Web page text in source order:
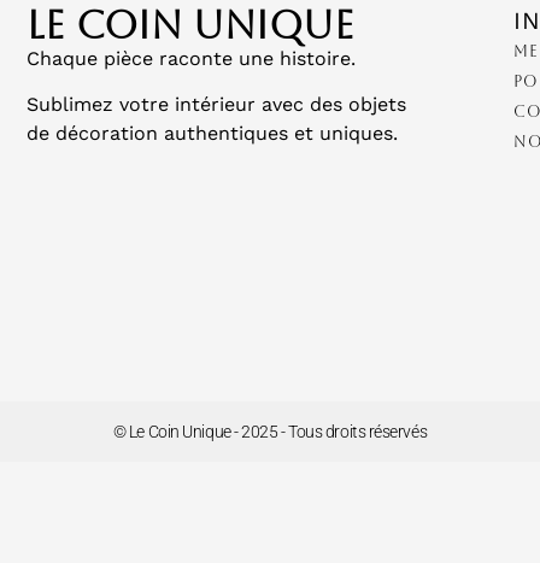
LE COIN UNIQUE
Chaque pièce raconte une histoire.
Sublimez votre intérieur avec des objets
de décoration authentiques et uniques.
© Le Coin Unique - 2025 - Tous droits réservés